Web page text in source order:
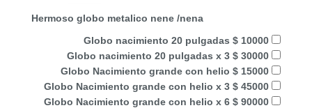
Hermoso globo metalico nene /nena
Globo nacimiento 20 pulgadas $ 10000
Globo nacimiento 20 pulgadas x 3 $ 30000
Globo Nacimiento grande con helio $ 15000
Globo Nacimiento grande con helio x 3 $ 45000
Globo Nacimiento grande con helio x 6 $ 90000